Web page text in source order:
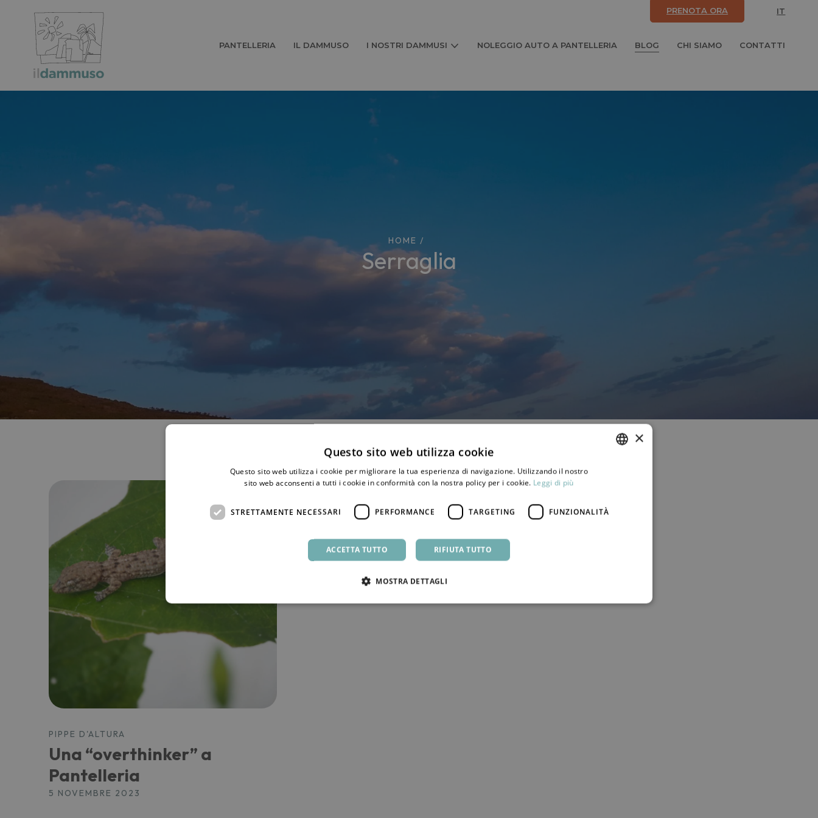
PANTELLERIA IL DAMMUSO I NOSTRI DAMMUSI NOLEGGIO AUTO A PANTELLERIA BLOG CHI SIAMO CONTATTI
IT
PRENOTA ORA
HOME /
serraglia
PIPPE D'ALTURA
Una “overthinker” a
Pantelleria
5 NOVEMBRE 2023
×
Questo sito web utilizza cookie
Questo sito web utilizza i cookie per migliorare la tua esperienza di navigazione. Utilizzando il nostro
sito web acconsenti a tutti i cookie in conformità con la nostra policy per i cookie. Leggi di più
STRETTAMENTE NECESSARI PERFORMANCE TARGETING FUNZIONALITÀ
ACCETTA TUTTO RIFIUTA TUTTO
MOSTRA DETTAGLI